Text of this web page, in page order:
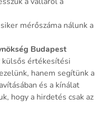
mérőszáma nálunk a
Budapest
értékesítési
hanem segítünk a
és a kínálat
hogy a hirdetés csak az